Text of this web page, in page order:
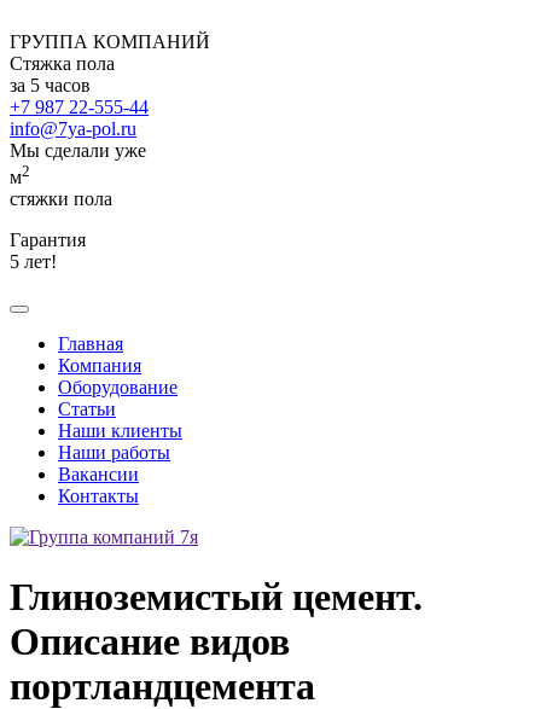
ГРУППА КОМПАНИЙ
Стяжка пола
за 5 часов
+7 987 22-555-44
info@7ya-pol.ru
Мы сделали уже
м2
стяжки пола
Гарантия
5 лет!
Главная
Компания
Оборудование
Статьи
Наши клиенты
Наши работы
Вакансии
Контакты
Глиноземистый цемент.
Описание видов
портландцемента